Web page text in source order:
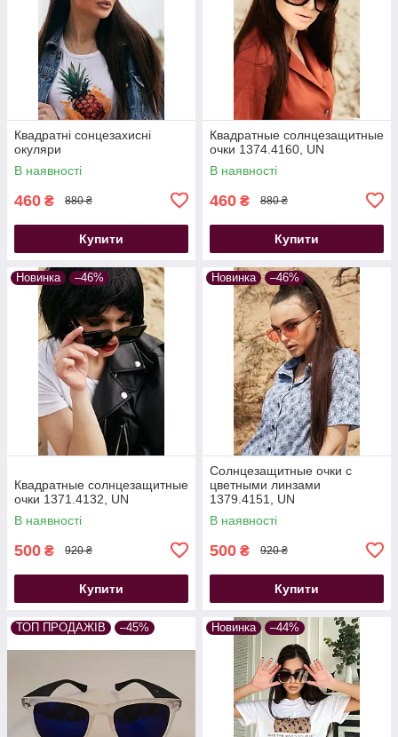
Квадратні сонцезахисні
окуляри
В наявності
460 ₴ 880 ₴
Купити
Квадратные солнцезащитные
очки 1374.4160, UN
В наявності
460 ₴ 880 ₴
Купити
Новинка –46%
Квадратные солнцезащитные
очки 1371.4132, UN
В наявності
500 ₴ 920 ₴
Купити
Новинка –46%
Солнцезащитные очки с
цветными линзами
1379.4151, UN
В наявності
500 ₴ 920 ₴
Купити
ТОП ПРОДАЖІВ –45% Новинка –44%